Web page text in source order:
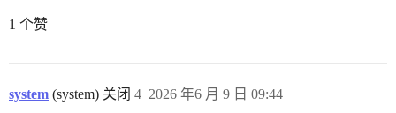
1 个赞
system (system) 关闭 2026 年6 月 9 日 09:44
4